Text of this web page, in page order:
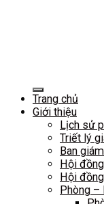
Trang chủ
Giới thiệu
Lịch sử
Triết lý
Ban
Hội
Hội
Phòng –